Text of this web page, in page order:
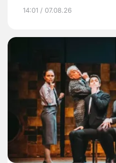
14:01 / 07.08.26